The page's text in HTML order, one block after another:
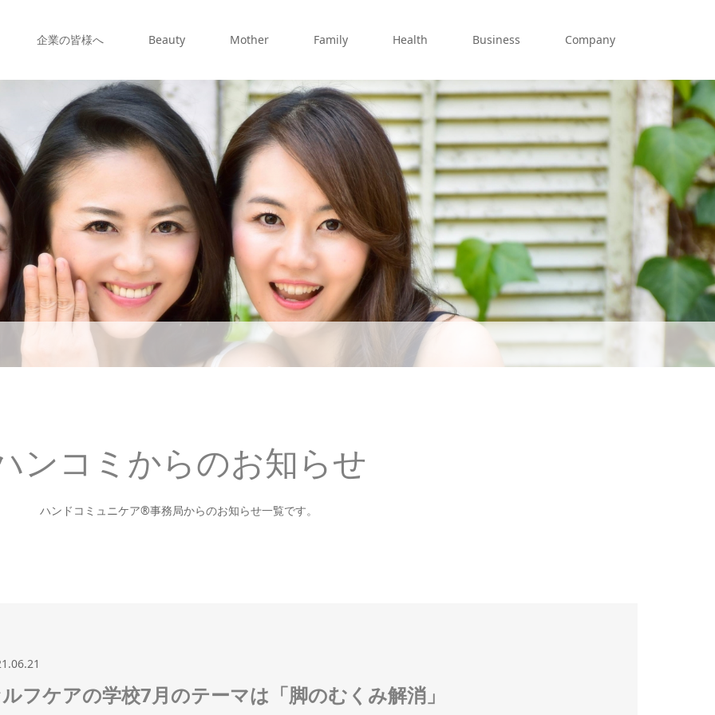
企業の皆様へ Beauty Mother Family Health Business Company
ンコミからのお知らせ
ハンドコミュニケア®事務局からのお知らせ一覧です。
フケアの学校7月のテーマは「脚のむくみ解消」